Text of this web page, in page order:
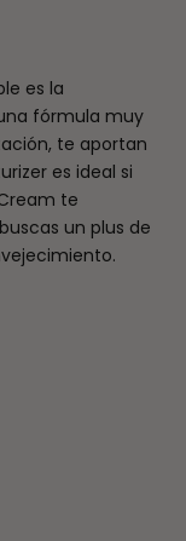
es la
fórmula muy
te aportan
es ideal si
te
un plus de